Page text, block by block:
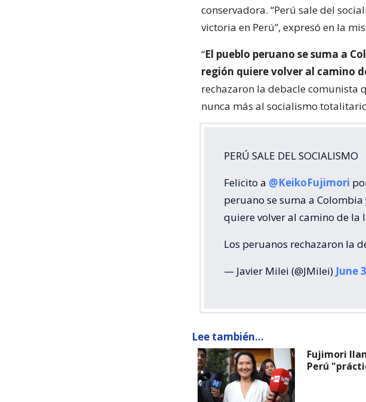
conservadora. “Perú sale del
victoria en Perú”, expresó en la
“El pueblo peruano se suma a
región quiere volver al camino
rechazaron la debacle comunista
nunca más al socialismo
PERÚ SALE DEL SOCIALISMO
Felicito a @KeikoFujimori
peruano se suma a
quiere volver al camino de
Los peruanos rechazaron la
— Javier Milei (@JMilei) June
Lee también...
Fujimori
Perú